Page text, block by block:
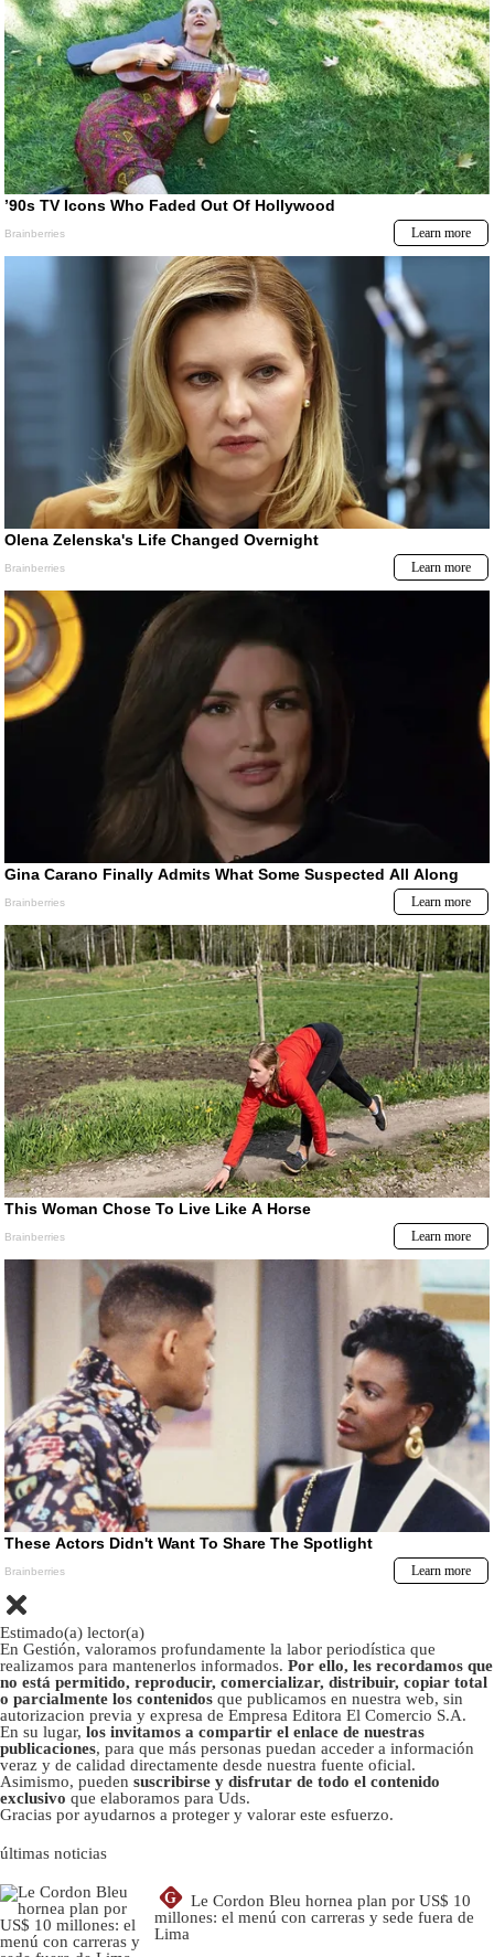
Estimado(a) lector(a)
En Gestión, valoramos profundamente la labor periodística que
realizamos para mantenerlos informados. Por ello, les recordamos que
no está permitido, reproducir, comercializar, distribuir, copiar total
o parcialmente los contenidos que publicamos en nuestra web, sin
autorizacion previa y expresa de Empresa Editora El Comercio S.A.
En su lugar, los invitamos a compartir el enlace de nuestras
publicaciones, para que más personas puedan acceder a información
veraz y de calidad directamente desde nuestra fuente oficial.
Asimismo, pueden suscribirse y disfrutar de todo el contenido
exclusivo que elaboramos para Uds.
Gracias por ayudarnos a proteger y valorar este esfuerzo.
últimas noticias
G
Le Cordon Bleu hornea plan por US$ 10
millones: el menú con carreras y sede fuera de
Lima